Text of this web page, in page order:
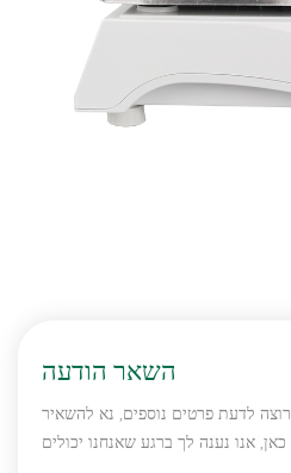
השאר הודעה
לדעת פרטים נוספים, נא להשאיר